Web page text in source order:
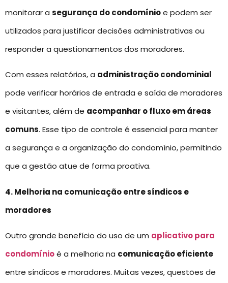
monitorar a segurança do condomínioe podem ser
utilizados para justificar decisões administrativas ou
responder a questionamentos dos moradores.
Com esses relatórios, a administração condominial
pode verificar horários de entrada e saída de moradores
e visitantes, além de acompanhar o fluxo em áreas
comuns. Esse tipo de controle é essencial para manter
a segurança e a organização do condomínio, permitindo
que a gestão atue de forma proativa.
4. Melhoria na comunicação entre síndicos e
moradores
Outro grande benefício do uso de um aplicativo para
condomínioé a melhoria na comunicação eficiente
entre síndicos e moradores. Muitas vezes, questões de